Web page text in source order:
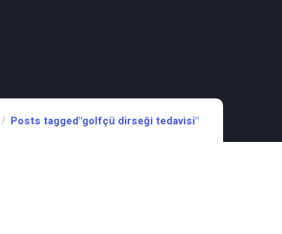
Posts tagged"golfçü dirseği tedavisi"